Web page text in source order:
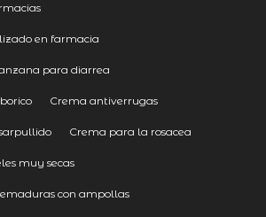
en farmacia
para diarrea
Crema antiverrugas
Crema para la rosacea
muy secas
con ampollas